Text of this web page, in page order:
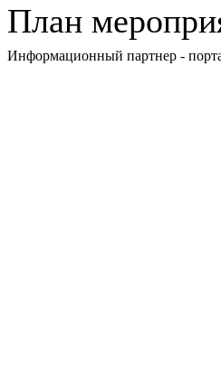
План
Информационный партнер -